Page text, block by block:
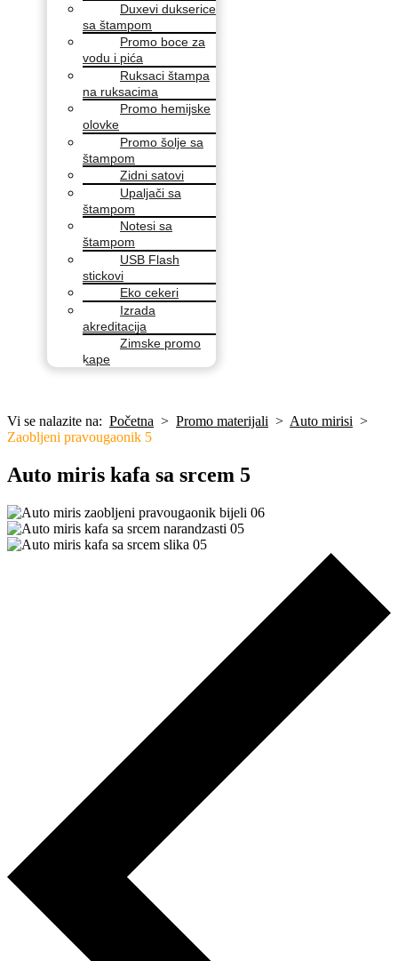
Duxevi dukserice
sa štampom
Promo boce za
vodu i pića
Ruksaci štampa
na ruksacima
Promo hemijske
olovke
Promo šolje sa
štampom
Zidni satovi
Upaljači sa
štampom
Notesi sa
štampom
USB Flash
stickovi
Eko cekeri
Izrada
akreditacija
Zimske promo
kape
Vi se nalazite na: Početna > Promo materijali > Auto mirisi >
Zaobljeni pravougaonik 5
Auto miris kafa sa srcem 5